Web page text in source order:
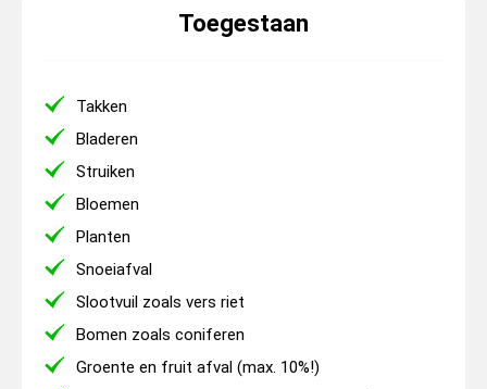
Toegestaan
Takken
Bladeren
Struiken
Bloemen
Planten
Snoeiafval
Slootvuil zoals vers riet
Bomen zoals coniferen
Groente en fruit afval (max. 10%!)